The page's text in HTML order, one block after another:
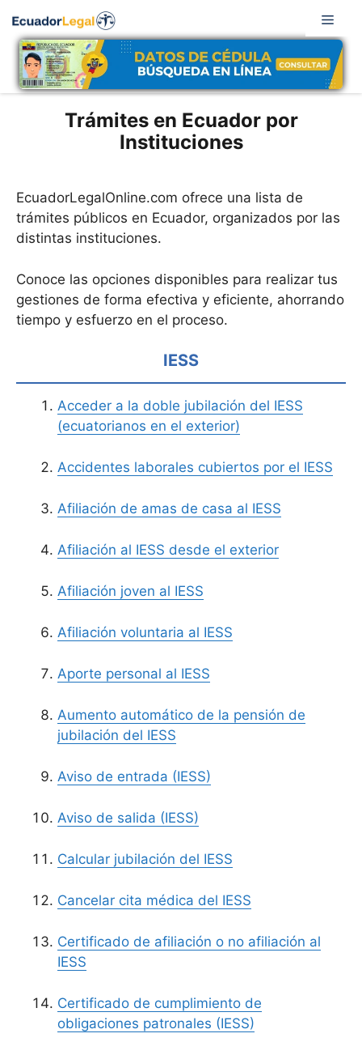
contenido
Trámites en Ecuador por
Instituciones
EcuadorLegalOnline.com ofrece una lista de
trámites públicos en Ecuador, organizados por las
distintas instituciones.
Conoce las opciones disponibles para realizar tus
gestiones de forma efectiva y eficiente, ahorrando
tiempo y esfuerzo en el proceso.
IESS
Acceder a la doble jubilación del IESS
(ecuatorianos en el exterior)
Accidentes laborales cubiertos por el IESS
Afiliación de amas de casa al IESS
Afiliación al IESS desde el exterior
Afiliación joven al IESS
Afiliación voluntaria al IESS
Aporte personal al IESS
Aumento automático de la pensión de
jubilación del IESS
Aviso de entrada (IESS)
Aviso de salida (IESS)
Calcular jubilación del IESS
Cancelar cita médica del IESS
Certificado de afiliación o no afiliación al
IESS
Certificado de cumplimiento de
obligaciones patronales (IESS)